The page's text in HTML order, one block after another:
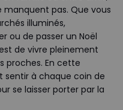
manquent pas. Que vous
illuminés,
ou de passer un Noël
de vivre pleinement
proches. En cette
sentir à chaque coin de
se laisser porter par la